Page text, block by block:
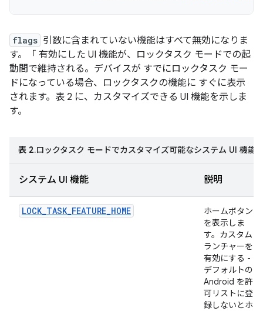
flags 引数に含まれていない機能はすべて無効になりま
す。「 有効にした UI 機能が、ロックタスク モードでの起
動間で維持される。デバイスが すでにロックタスク モー
ドになっている場合、ロックタスクの機能に すぐに表示
されます。表 2 に、カスタマイズできる UI 機能を示しま
す。
表 2.ロックタスク モードでカスタマイズ可能なシステム UI 機能
システム UI 機能 説明
LOCK_TASK_FEATURE_HOME
ホームボタン
を表示しま
す。カスタム
ランチャーを
有効にする -
デフォルトの
Android を許
可リストに登
録しないとホ